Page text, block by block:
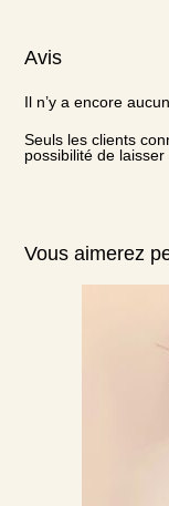
Avis
Il n’y a encore
Seuls les clients
possibilité de laisser
Vous aimerez